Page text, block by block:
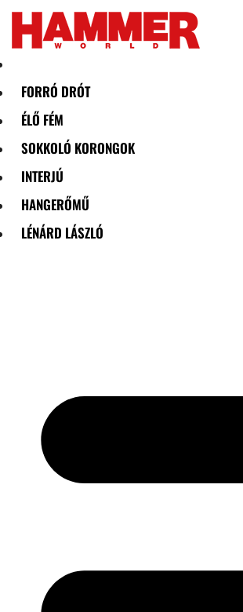
FORRÓ DRÓT
ÉLŐ FÉM
SOKKOLÓ KORONGOK
INTERJÚ
HANGERŐMŰ
LÉNÁRD LÁSZLÓ